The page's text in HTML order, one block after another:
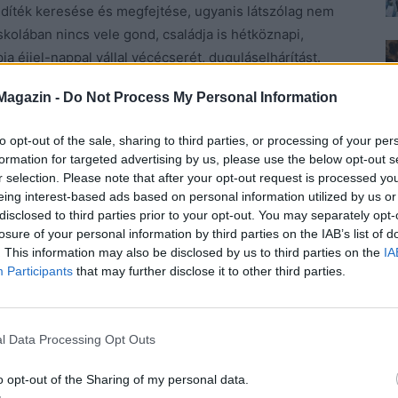
- Do Not Process My Personal Information
opt-out of the sale, sharing to third parties, or processing of your
for targeted advertising by us, please use the below opt-out
selection. Please note that after your opt-out request is processed
interest-based ads based on personal information utilized by us
to third parties prior to your opt-out. You may separately
of your personal information by third parties on the IAB’s list of
This information may also be disclosed by us to third parties on the
Participants that may further disclose it to other third parties.
Data Processing Opt Outs
opt-out of the Sharing of my personal data.
keresése és megfejtése, ugyanis látszólag nem
nincs vele gond, családja is hétköznapi,
éjjel-nappal vállal vécécserét, duguláselhárítást.
minden. Jamie tagadja a nyilvánvalót, és
helyezik el. Nem nagyobbak közé, hiszen csak 13,
tudnak biztosítani neki szeparáltan. A rendszer
iskolarendszerbe, és nincs abban semmi idegen
A gyerekek öntudatosak, beszólogatnak még a
kérdésekre. Így van ez nálunk is, ez már régen
hogy a nyomozó fia is ugyanabba az
lány barátnője kiborul, és az udvaron megüti
benne a gyilkosságban. És a gyerekek azonnal
hogy üsse tovább, ők meg felveszik. Nem